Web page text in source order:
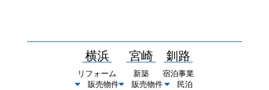
横浜
リフォーム
販売物件
宮崎
新築
販売物件
釧路
宿泊事業
民泊